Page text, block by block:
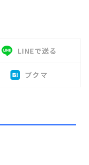
LINEで送る
ブクマ